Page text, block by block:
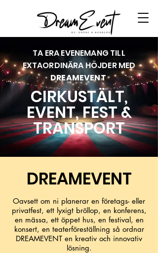
TA ERA EVENEMANG TILL
EXTAORDINÄRA HÖJDER MED
DREAMEVENT
CIRKUSTÄLT,
EVENT, FEST &
TRANSPORT
DREAMEVENT
Oavsett om ni planerar en företags- eller
privatfest, ett lyxigt bröllop, en konferens,
en mässa, ett öppet hus, en festival, en
konsert, en teaterföreställning så ordnar
DREAMEVENT en kreativ och innovativ
lösning.